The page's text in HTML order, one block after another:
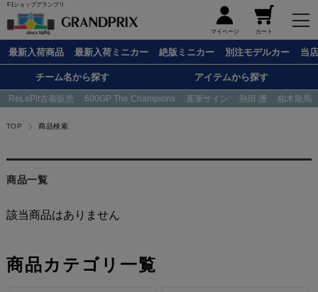
F1ショップグランプリ
マイページ カート
最新入荷商品 最新入荷ミニカー 絶版ミニカー 別注モデルカー 当
チーム名から探す アイテムから探す
ReLaPit古着販売 600GP The Champions 直筆サイン 熱田 護 柏木龍馬
TOP 商品検索
商品一覧
該当商品はありません
商品カテゴリ一覧